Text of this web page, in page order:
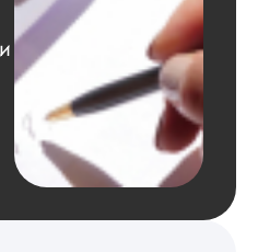
Вадим
Вид работы:
Диссертация
2024-11-20
оплаты, есть